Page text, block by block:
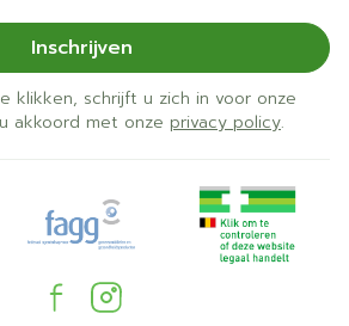
Inschrijven
klikken, schrijft u zich in voor onze
akkoord met onze privacy policy.